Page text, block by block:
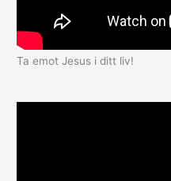
Ta emot Jesus i ditt liv!